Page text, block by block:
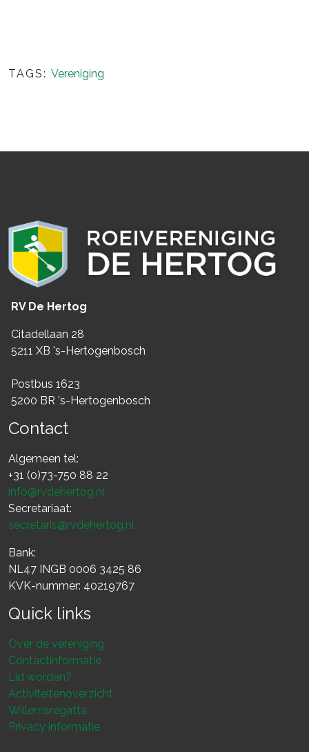
TAGS: Vereniging
RV De Hertog
Citadellaan 28
5211 XB 's-Hertogenbosch
Postbus 1623
5200 BR 's-Hertogenbosch
Contact
Algemeen tel:
+31 (0)73-750 88 22
info@rvdehertog.nl
Secretariaat:
secretaris@rvdehertog.nl
Bank:
NL47 INGB 0006 3425 86
KVK-nummer: 40219767
Quick links
Over de vereniging
Contactinformatie
Lid worden?
Activiteitenoverzicht
Willemsregatta
Privacy informatie